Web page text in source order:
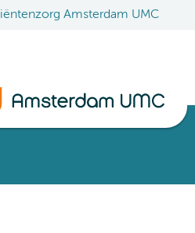
Amsterdam UMC